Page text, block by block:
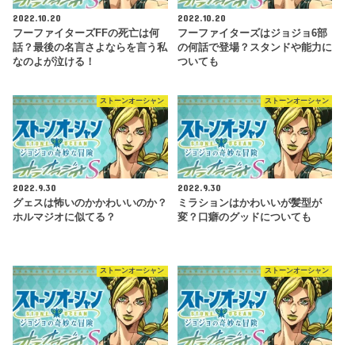
2022.10.20
フーファイターズFFの死亡は何
話？最後の名言さよならを言う私
なのよが泣ける！
2022.10.20
フーファイターズはジョジョ6部
の何話で登場？スタンドや能力に
ついても
ストーンオーシャン
2022.9.30
グェスは怖いのかかわいいのか？
ホルマジオに似てる？
ストーンオーシャン
2022.9.30
ミラションはかわいいが髪型が
変？口癖のグッドについても
ストーンオーシャン ストーンオーシャン